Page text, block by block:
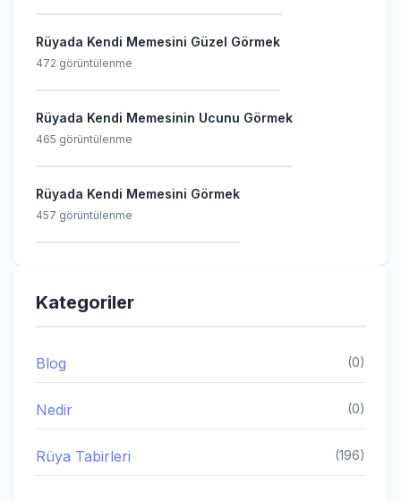
Rüyada Kendi Memesini Güzel Görmek
472 görüntülenme
Rüyada Kendi Memesinin Ucunu Görmek
465 görüntülenme
Rüyada Kendi Memesini Görmek
457 görüntülenme
Kategoriler
Blog (0)
Nedir (0)
Rüya Tabirleri (196)